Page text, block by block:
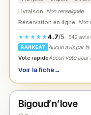
Livraison :Non renseignée
Réservation en ligne :Non
★★★★★4.7/5· 542 avis
RANKEAT
Aucun avis par
Vote rapideAucun vote pour
Voir la fiche→
★ N° 2
Bigoud’n’love